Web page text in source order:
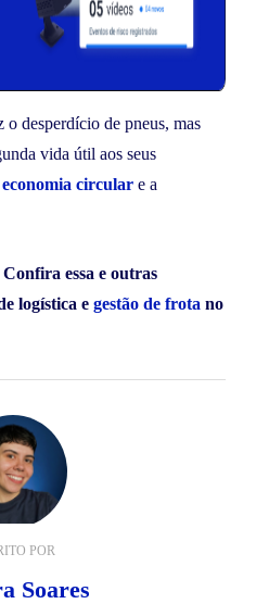
o desperdício de pneus, mas
vida útil aos seus
economia circular e a
essa e outras
logística e gestão de frota no
POR
Soares